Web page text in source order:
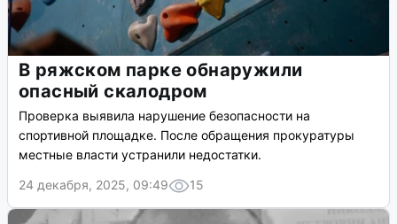
В ряжском парке обнаружили
опасный скалодром
Проверка выявила нарушение безопасности на
спортивной площадке. После обращения прокуратуры
местные власти устранили недостатки.
24 декабря, 2025, 09:49
15